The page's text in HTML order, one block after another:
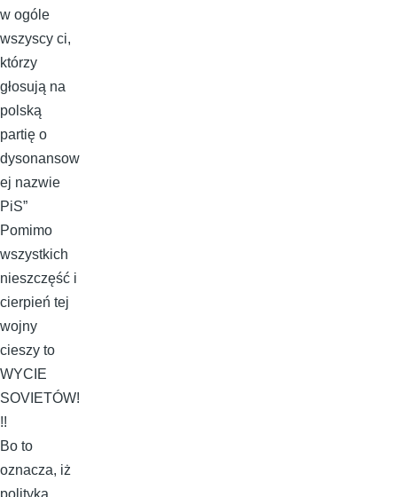
w ogóle
wszyscy ci,
którzy
głosują na
polską
partię o
dysonansow
ej nazwie
PiS”
Pomimo
wszystkich
nieszczęść i
cierpień tej
wojny
cieszy to
WYCIE
SOVIETÓW!
!!
Bo to
oznacza, iż